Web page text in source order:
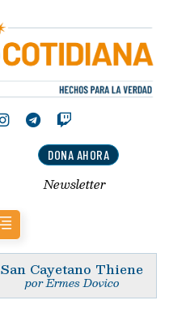
DONA AHORA
Newsletter
San Cayetano Thiene
por Ermes Dovico